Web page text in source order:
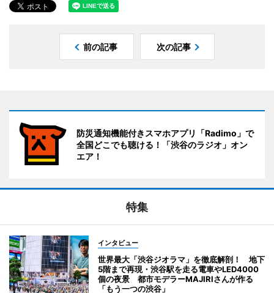
前の記事 次の記事
防災通知機能付きスマホアプリ「Radimo」で
全国どこでも聴ける！「渋谷のラジオ」オン
エア！
特集
インタビュー
世界最大「渋谷ジオラマ」を徹底解剖！ 地下
5階まで再現・渋谷駅を走る電車やLED4000
個の夜景 都市モデラーMAJIRIさんが作る
「もう一つの渋谷」